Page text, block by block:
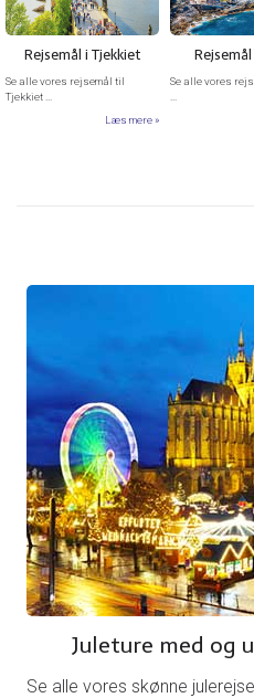
Rejsemål i Tjekkiet
Se alle vores rejsemål til
Tjekkiet ...
Læs mere
Se alle vores
Juleture med og
Se alle vores skønne